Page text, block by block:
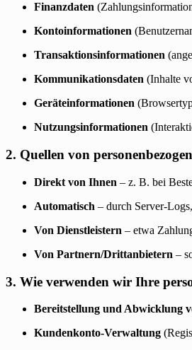
Finanzdaten
Kontoinformationen
Transaktionsinformationen
Kommunikationsdaten (Inhalte
Geräteinformationen
Nutzungsinformationen
2. Quellen von
Direkt von Ihnen – z. B. bei
Automatisch – durch Server-
Von Dienstleistern – etwa
Von Partnern/Drittanbietern –
3. Wie verwenden wir Ihre
Bereitstellung und Abwicklung
Kundenkonto-Verwaltung